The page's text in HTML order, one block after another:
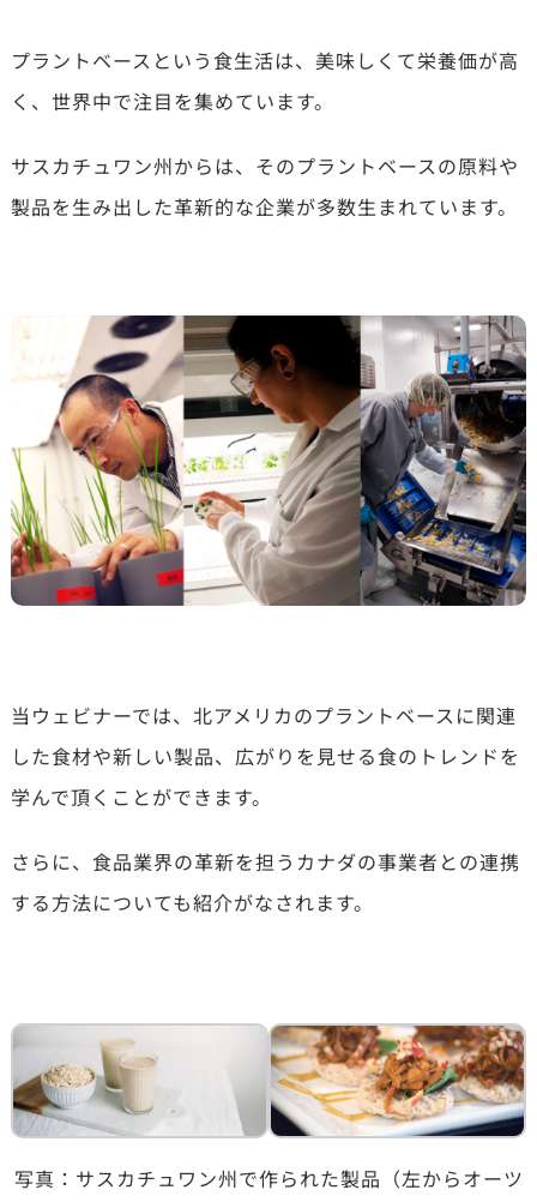
プラントベースという食生活は、美味しくて栄養価が高
く、世界中で注目を集めています。
サスカチュワン州からは、そのプラントベースの原料や
製品を生み出した革新的な企業が多数生まれています。
当ウェビナーでは、北アメリカのプラントベースに関連
した食材や新しい製品、広がりを見せる食のトレンドを
学んで頂くことができます。
さらに、食品業界の革新を担うカナダの事業者との連携
する方法についても紹介がなされます。
写真：サスカチュワン州で作られた製品（左からオーツ